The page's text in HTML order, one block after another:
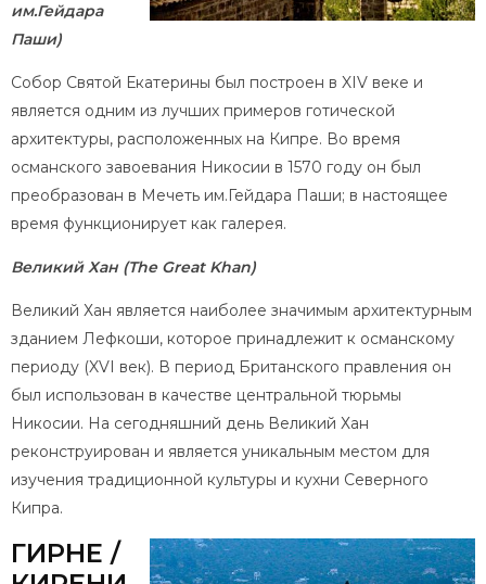
им.Гейдара
Паши)
Собор Святой Екатерины был построен в XIV веке и
является одним из лучших примеров готической
архитектуры, расположенных на Кипре. Во время
османского завоевания Никосии в 1570 году он был
преобразован в Мечеть им.Гейдара Паши; в настоящее
время функционирует как галерея.
Великий Хан (The Great Khan)
Великий Хан является наиболее значимым архитектурным
зданием Лефкоши, которое принадлежит к османскому
периоду (XVI век). В период Британского правления он
был использован в качестве центральной тюрьмы
Никосии. На сегодняшний день Великий Хан
реконструирован и является уникальным местом для
изучения традиционной культуры и кухни Северного
Кипра.
ГИРНЕ /